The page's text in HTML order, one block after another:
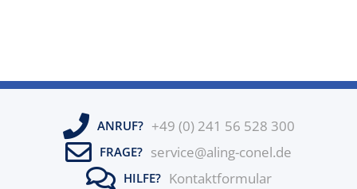
ANRUF? +49 (0) 241 56 528 300
FRAGE? service@aling-conel.de
HILFE? Kontaktformular